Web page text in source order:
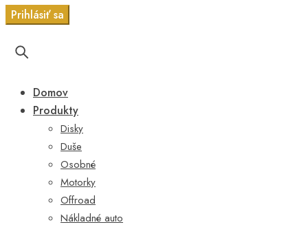
Domov
Produkty
Disky
Duše
Osobné
Motorky
Offroad
Nákladné auto